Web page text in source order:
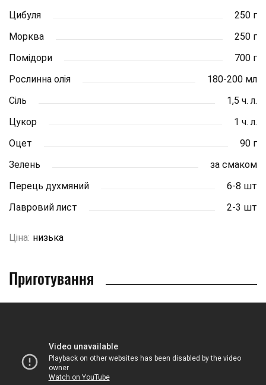
Цибуля
250 г
Морква
250 г
Помідори
700 г
Рослинна олія
180-200 мл
Сіль
1,5 ч. л.
Цукор
1 ч. л.
Оцет
90 г
Зелень
за смаком
Перець духмяний
6-8 шт
Лавровий лист
2-3 шт
Ціна: низька
Приготування